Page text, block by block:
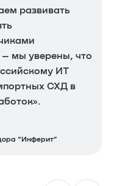
развивать
– мы уверены, что
ИТ
СХД в
“Инферит”